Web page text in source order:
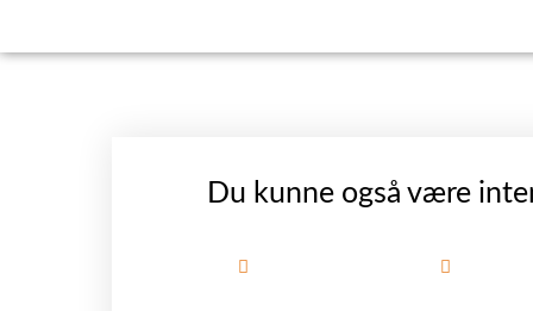
Du kunne også være